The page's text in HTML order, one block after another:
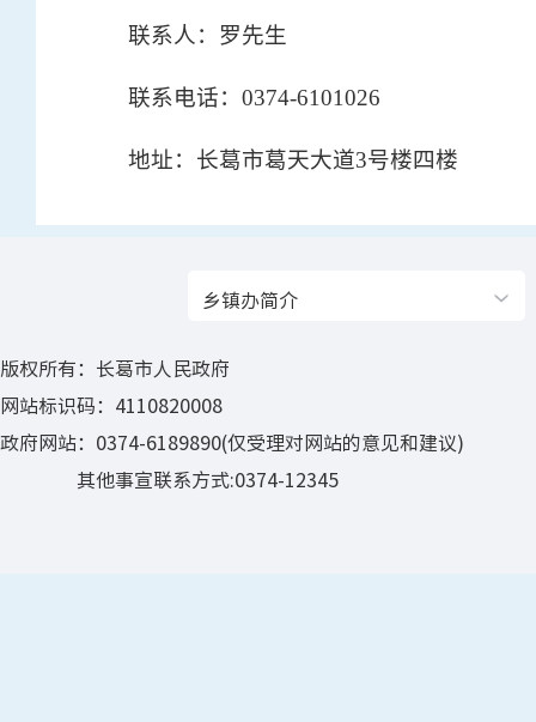
联系人：罗先生
联系电话：0374-6101026
地址：长葛市葛天大道3号楼四楼
乡镇办简介
版权所有：长葛市人民政府
网站标识码：4110820008
政府网站：0374-6189890(仅受理对网站的意见和建议)
其他事宣联系方式:0374-12345